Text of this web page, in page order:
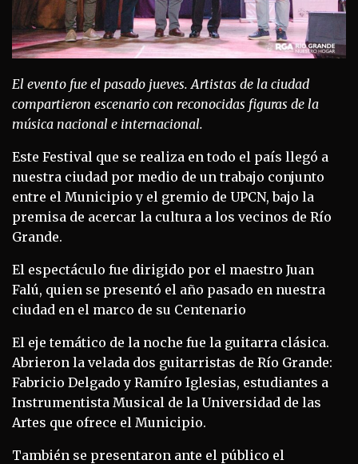
El evento fue el pasado jueves. Artistas de la ciudad
compartieron escenario con reconocidas figuras de la
música nacional e internacional.
Este Festival que se realiza en todo el país llegó a
nuestra ciudad por medio de un trabajo conjunto
entre el Municipio y el gremio de UPCN, bajo la
premisa de acercar la cultura a los vecinos de Río
Grande.
El espectáculo fue dirigido por el maestro Juan
Falú, quien se presentó el año pasado en nuestra
ciudad en el marco de su Centenario
El eje temático de la noche fue la guitarra clásica.
Abrieron la velada dos guitarristas de Río Grande:
Fabricio Delgado y Ramíro Iglesias, estudiantes a
Instrumentista Musical de la Universidad de las
Artes que ofrece el Municipio.
También se presentaron ante el público el